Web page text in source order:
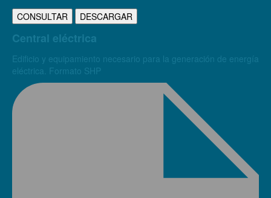
CONSULTAR
DESCARGAR
Central eléctrica
Edificio y equipamiento necesario para la generación de energía
eléctrica. Formato SHP